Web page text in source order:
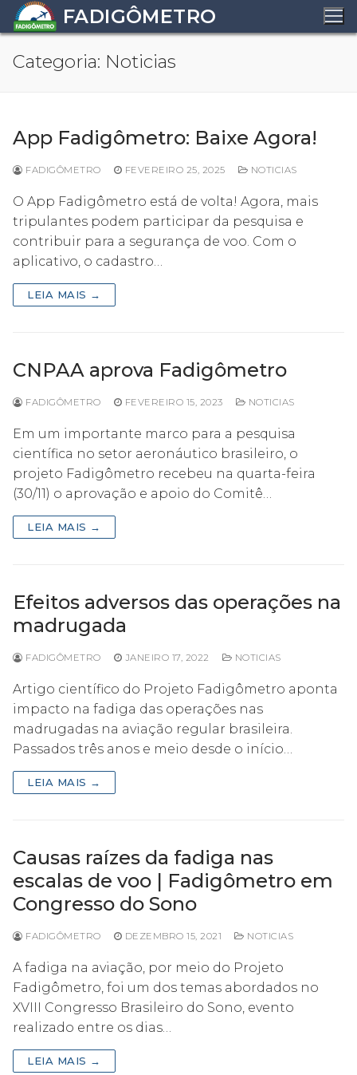
Pular
para
conteúdo
FADIGÔMETRO
Categoria: Noticias
App Fadigômetro: Baixe Agora!
FADIGÔMETRO FEVEREIRO 25, 2025 NOTICIAS
O App Fadigômetro está de volta! Agora, mais
tripulantes podem participar da pesquisa e
contribuir para a segurança de voo. Com o
aplicativo, o cadastro…
LEIA MAIS →
CNPAA aprova Fadigômetro
FADIGÔMETRO FEVEREIRO 15, 2023 NOTICIAS
Em um importante marco para a pesquisa
científica no setor aeronáutico brasileiro, o
projeto Fadigômetro recebeu na quarta-feira
(30/11) o aprovação e apoio do Comitê…
LEIA MAIS →
Efeitos adversos das operações na
madrugada
FADIGÔMETRO JANEIRO 17, 2022 NOTICIAS
Artigo científico do Projeto Fadigômetro aponta
impacto na fadiga das operações nas
madrugadas na aviação regular brasileira.
Passados três anos e meio desde o início…
LEIA MAIS →
Causas raízes da fadiga nas
escalas de voo | Fadigômetro em
Congresso do Sono
FADIGÔMETRO DEZEMBRO 15, 2021 NOTICIAS
A fadiga na aviação, por meio do Projeto
Fadigômetro, foi um dos temas abordados no
XVIII Congresso Brasileiro do Sono, evento
realizado entre os dias…
LEIA MAIS →